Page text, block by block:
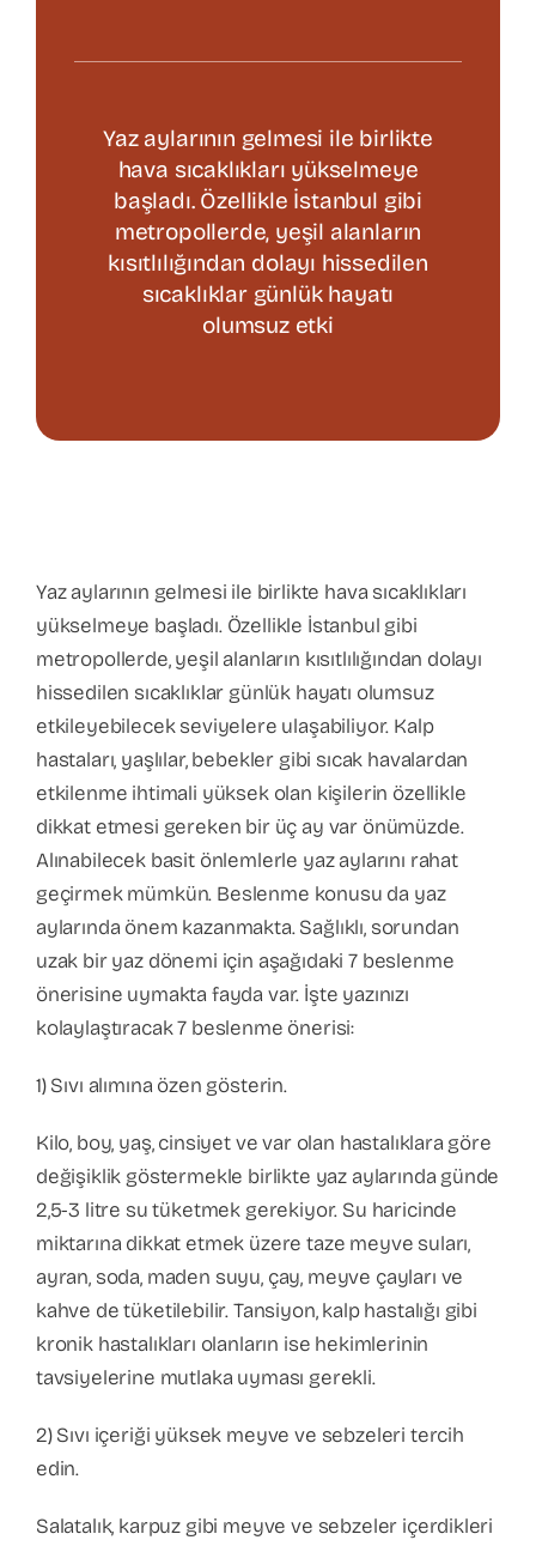
Varis Tedavisi
Kalp Cerrahisi
Hasta Bilgilendirme
Yaz aylarının gelmesi ile birlikte
hava sıcaklıkları yükselmeye
başladı. Özellikle İstanbul gibi
metropollerde, yeşil alanların
kısıtlılığından dolayı hissedilen
sıcaklıklar günlük hayatı
olumsuz etki
Yaz aylarının gelmesi ile birlikte hava sıcaklıkları
yükselmeye başladı. Özellikle İstanbul gibi
metropollerde, yeşil alanların kısıtlılığından dolayı
hissedilen sıcaklıklar günlük hayatı olumsuz
etkileyebilecek seviyelere ulaşabiliyor. Kalp
hastaları, yaşlılar, bebekler gibi sıcak havalardan
etkilenme ihtimali yüksek olan kişilerin özellikle
dikkat etmesi gereken bir üç ay var önümüzde.
Alınabilecek basit önlemlerle yaz aylarını rahat
geçirmek mümkün. Beslenme konusu da yaz
aylarında önem kazanmakta. Sağlıklı, sorundan
uzak bir yaz dönemi için aşağıdaki 7 beslenme
önerisine uymakta fayda var. İşte yazınızı
kolaylaştıracak 7 beslenme önerisi:
1) Sıvı alımına özen gösterin.
Kilo, boy, yaş, cinsiyet ve var olan hastalıklara göre
değişiklik göstermekle birlikte yaz aylarında günde
2,5-3 litre su tüketmek gerekiyor. Su haricinde
miktarına dikkat etmek üzere taze meyve suları,
ayran, soda, maden suyu, çay, meyve çayları ve
kahve de tüketilebilir. Tansiyon, kalp hastalığı gibi
kronik hastalıkları olanların ise hekimlerinin
tavsiyelerine mutlaka uyması gerekli.
2) Sıvı içeriği yüksek meyve ve sebzeleri tercih
edin.
Salatalık, karpuz gibi meyve ve sebzeler içerdikleri